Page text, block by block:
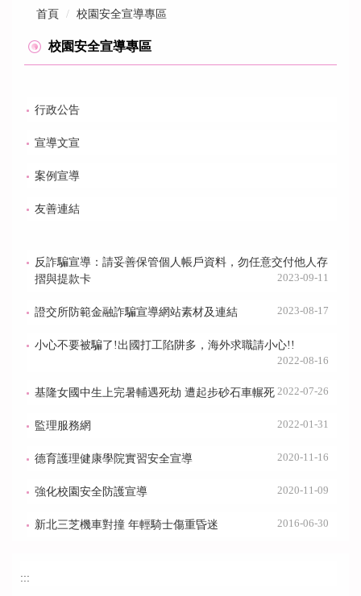
首頁 校園安全宣導專區
校園安全宣導專區
行政公告
宣導文宣
案例宣導
友善連結
反詐騙宣導：請妥善保管個人帳戶資料，勿任意交付他人存
摺與提款卡
2023-09-11
證交所防範金融詐騙宣導網站素材及連結 2023-08-17
小心不要被騙了!出國打工陷阱多，海外求職請小心!!
2022-08-16
基隆女國中生上完暑輔遇死劫 遭起步砂石車輾死 2022-07-26
監理服務網 2022-01-31
德育護理健康學院實習安全宣導 2020-11-16
強化校園安全防護宣導 2020-11-09
新北三芝機車對撞 年輕騎士傷重昏迷 2016-06-30
:::